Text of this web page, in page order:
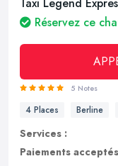
Taxi Legend
Réservez ce
5 Notes
4 Places Berline
Services :
Paiements